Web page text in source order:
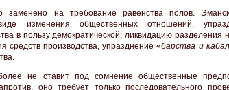
заменено на требование равенства полов.
изменения общественных отношений,
в пользу демократической: ликвидацию разделения
средств производства, упразднение «барства и
не ставит под сомнение общественные
оно требует только последовательного